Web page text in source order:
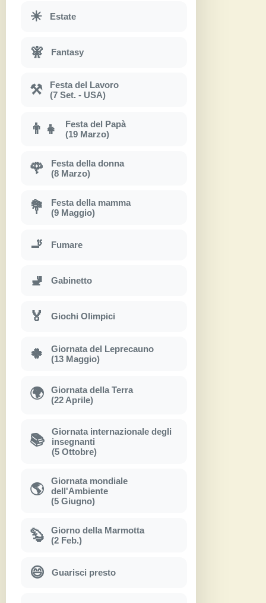
☀ Estate
🧚 Fantasy
⚒
Festa del Lavoro
(7 Set. - USA)
👨‍👧
Festa del Papà
(19 Marzo)
🌹
Festa della donna
(8 Marzo)
💐
Festa della mamma
(9 Maggio)
🚬 Fumare
🚽 Gabinetto
🏅 Giochi Olimpici
🍀
Giornata del Leprecauno
(13 Maggio)
🌍
Giornata della Terra
(22 Aprile)
📚
Giornata internazionale degli
insegnanti
(5 Ottobre)
🌎
Giornata mondiale
dell'Ambiente
(5 Giugno)
🦫
Giorno della Marmotta
(2 Feb.)
😄 Guarisci presto